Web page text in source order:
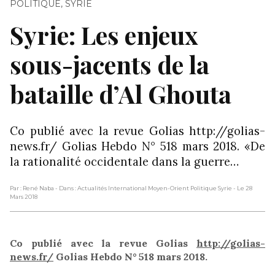
POLITIQUE, SYRIE
Syrie: Les enjeux
sous-jacents de la
bataille d’Al Ghouta
Co publié avec la revue Golias http://golias-
news.fr/ Golias Hebdo N° 518 mars 2018. «De
la rationalité occidentale dans la guerre…
Par : René Naba - Dans : Actualités International Moyen-Orient Politique Syrie - Le 28
Mars 2018
Co publié avec la revue Golias http://golias-
news.fr/ Golias Hebdo N° 518 mars 2018.